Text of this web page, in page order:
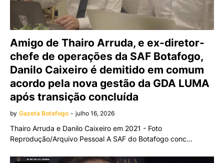
Amigo de Thairo Arruda, e ex-diretor-
chefe de operações da SAF Botafogo,
Danilo Caixeiro é demitido em comum
acordo pela nova gestão da GDA LUMA
após transição concluída
by Gazeta Botafogo - julho 16, 2026
Thairo Arruda e Danilo Caixeiro em 2021 - Foto
Reprodução/Arquivo Pessoal A SAF do Botafogo conc…